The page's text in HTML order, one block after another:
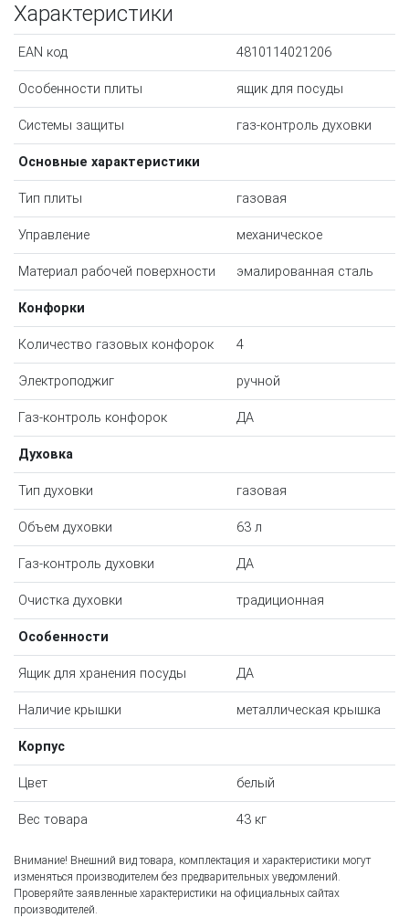
Характеристики
EAN код 4810114021206
Особенности плиты ящик для посуды
Системы защиты газ-контроль духовки
Основные характеристики
Тип плиты газовая
Управление механическое
Материал рабочей поверхности эмалированная сталь
Конфорки
Количество газовых конфорок 4
Электроподжиг ручной
Газ-контроль конфорок ДА
Духовка
Тип духовки газовая
Объем духовки 63 л
Газ-контроль духовки ДА
Очистка духовки традиционная
Особенности
Ящик для хранения посуды ДА
Наличие крышки металлическая крышка
Корпус
Цвет белый
Вес товара 43 кг
Внимание! Внешний вид товара, комплектация и характеристики могут
изменяться производителем без предварительных уведомлений.
Проверяйте заявленные характеристики на официальных сайтах
производителей.